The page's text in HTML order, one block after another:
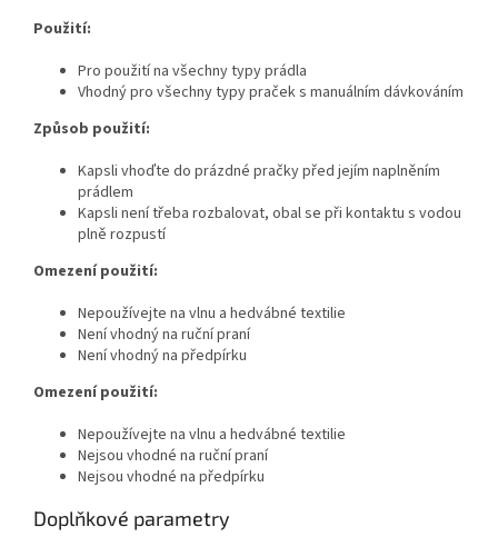
Použití:
Pro použití na všechny typy prádla
Vhodný pro všechny typy praček s manuálním dávkováním
Způsob použití:
Kapsli vhoďte do prázdné pračky před jejím naplněním
prádlem
Kapsli není třeba rozbalovat, obal se při kontaktu s vodou
plně rozpustí
Omezení použití:
Nepoužívejte na vlnu a hedvábné textilie
Není vhodný na ruční praní
Není vhodný na předpírku
Omezení použití:
Nepoužívejte na vlnu a hedvábné textilie
Nejsou vhodné na ruční praní
Nejsou vhodné na předpírku
Doplňkové parametry